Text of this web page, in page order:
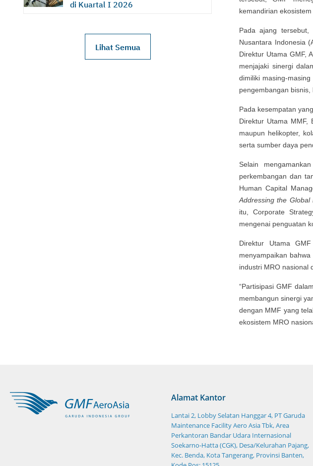
di Kuartal I 2026
Lihat Semua
kemandirian
Pada ajang
Nusantara Indonesia
Direktur Utama GMF,
menjajaki sinergi
dimiliki masing-
pengembangan
Pada kesempatan
Direktur Utama MMF,
maupun helikopter,
serta sumber daya
Selain
perkembangan dan
Human Capital
Addressing the Global
itu, Corporate
mengenai penguatan
Direktur Utama
menyampaikan
industri MRO nasional
“Partisipasi GMF
membangun sinergi
dengan MMF yang
ekosistem MRO
Alamat Kantor
Lantai 2, Lobby Selatan Hanggar 4, PT Garuda
Maintenance Facility Aero Asia Tbk, Area
Perkantoran Bandar Udara Internasional
Soekarno-Hatta (CGK), Desa/Kelurahan Pajang,
Kec. Benda, Kota Tangerang, Provinsi Banten,